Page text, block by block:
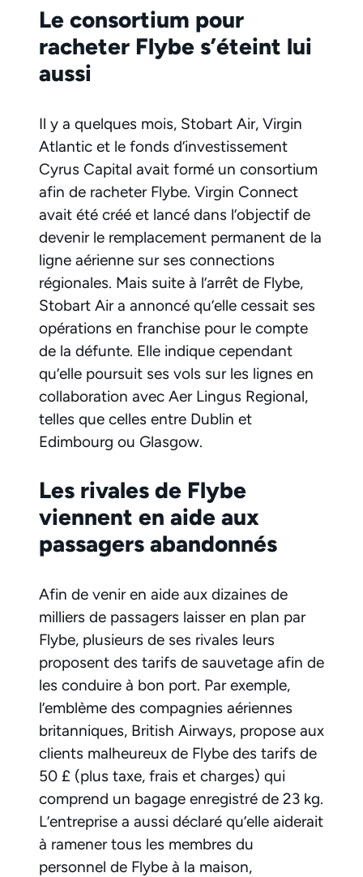
Le consortium pour
racheter Flybe s’éteint lui
aussi
Il y a quelques mois, Stobart Air, Virgin
Atlantic et le fonds d’investissement
Cyrus Capital avait formé un consortium
afin de racheter Flybe. Virgin Connect
avait été créé et lancé dans l’objectif de
devenir le remplacement permanent de la
ligne aérienne sur ses connections
régionales. Mais suite à l’arrêt de Flybe,
Stobart Air a annoncé qu’elle cessait ses
opérations en franchise pour le compte
de la défunte. Elle indique cependant
qu’elle poursuit ses vols sur les lignes en
collaboration avec Aer Lingus Regional,
telles que celles entre Dublin et
Edimbourg ou Glasgow.
Les rivales de Flybe
viennent en aide aux
passagers abandonnés
Afin de venir en aide aux dizaines de
milliers de passagers laisser en plan par
Flybe, plusieurs de ses rivales leurs
proposent des tarifs de sauvetage afin de
les conduire à bon port. Par exemple,
l’emblème des compagnies aériennes
britanniques, British Airways, propose aux
clients malheureux de Flybe des tarifs de
50 £ (plus taxe, frais et charges) qui
comprend un bagage enregistré de 23 kg.
L’entreprise a aussi déclaré qu’elle aiderait
à ramener tous les membres du
personnel de Flybe à la maison,